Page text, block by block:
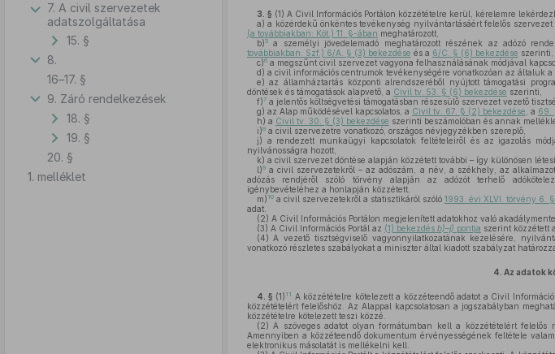
7. A civil szervezetek
adatszolgáltatása
15. §
8.
16–17. §
9. Záró rendelkezések
18. §
19. §
20. §
1. melléklet
3. § (1) A Civil Információs Portálon közzétételre kerül, kérelemre
a) a közérdekű önkéntes tevékenység nyilvántartásáért felelős
(a továbbiakban: Köt.) 11. §-ában meghatározott,
b)5a személyi jövedelemadó meghatározott részének az adózó
továbbiakban: Szf.) 6/A. § (3) bekezdése és a 6/C. § (6) bekezdése szerinti,
c)6a megszűnt civil szervezet vagyona felhasználásának módjával
d) a civil információs centrumok tevékenységére vonatkozóan az általuk a
e) az államháztartás központi alrendszeréből nyújtott támogatási
döntések és támogatások alapvető, a Civil tv. 53. § (6) bekezdése szerinti,
f)7a jelentős költségvetési támogatásban részesülő szervezet vezető
g) az Alap működésével kapcsolatos, a Civil tv. 67. § (2) bekezdése , a 69.
h) a Civil tv. 30. § (3) bekezdése szerinti beszámolóban és annak
i)8a civil szervezetre vonatkozó, országos névjegyzékben szereplő,
j) a rendezett munkaügyi kapcsolatok feltételeiről és az igazolás
nyilvánosságra hozott,
k) a civil szervezet döntése alapján közzétett további – így különösen
l)9a civil szervezetekről – az adószám, a név, a székhely, az
adózás rendjéről szóló törvény alapján az adózót terhelő
igénybevételéhez a honlapján közzétett,
m) 10a civil szervezetekről a statisztikáról szóló 1993. évi XLVI. törvény 6.
adat.
(2) A Civil Információs Portálon megjelenített adatokhoz való
(3) A Civil Információs Portál az (1) bekezdés b)–j) pontja szerint közzétett
(4) A vezető tisztségviselő vagyonnyilatkozatának kezelésére,
vonatkozó részletes szabályokat a miniszter által kiadott szabályzat
4. Az adatok
4. § (1) 11 A közzétételre kötelezett a közzéteendő adatot a Civil
közzétételért felelőshöz. Az Alappal kapcsolatosan a jogszabályban
közzétételre kötelezett teszi közzé.
(2) A szöveges adatot olyan formátumban kell a közzétételért felelős
Amennyiben a közzéteendő dokumentum érvényességének feltétele
elektronikus másolatát is mellékelni kell.